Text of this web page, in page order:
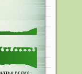
вслух.